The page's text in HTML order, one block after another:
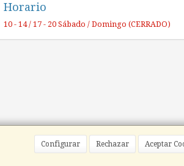
Configurar Rechazar Aceptar
Horario
10 - 14 / 17 - 20 Sábado / Domingo (CERRADO)